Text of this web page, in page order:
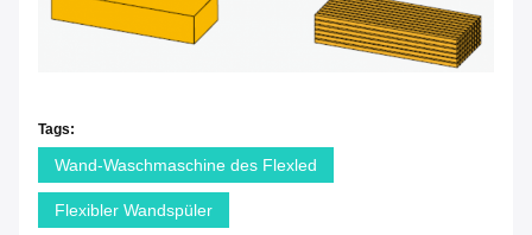
Tags:
Wand-Waschmaschine des Flexled
Flexibler Wandspüler